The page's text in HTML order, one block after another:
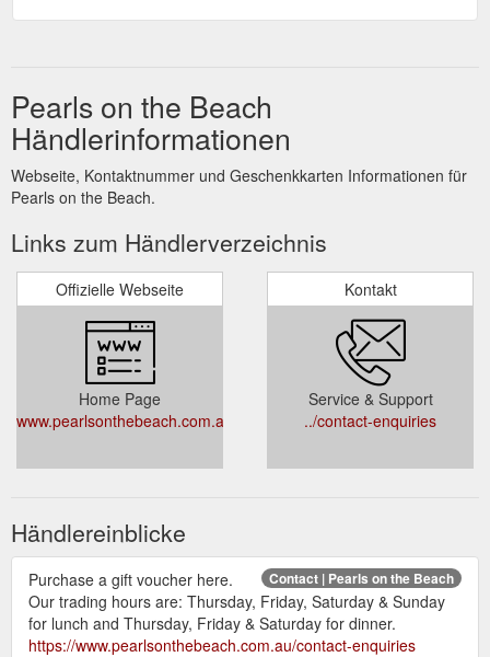
Pearls on the Beach
Händlerinformationen
Webseite, Kontaktnummer und Geschenkkarten Informationen für
Pearls on the Beach.
Links zum Händlerverzeichnis
Offizielle Webseite
Home Page
www.pearlsonthebeach.com.au
Kontakt
Service & Support
../contact-enquiries
Händlereinblicke
Contact | Pearls on the Beach
Purchase a gift voucher here.
Our trading hours are: Thursday, Friday, Saturday & Sunday
for lunch and Thursday, Friday & Saturday for dinner.
https://www.pearlsonthebeach.com.au/contact-enquiries